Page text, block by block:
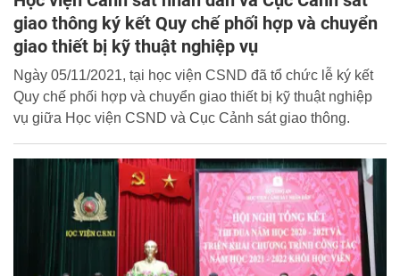
giao thông ký kết Quy chế phối hợp và chuyển
giao thiết bị kỹ thuật nghiệp vụ
Ngày 05/11/2021, tại học viện CSND đã tổ chức lễ ký kết
Quy chế phối hợp và chuyển giao thiết bị kỹ thuật nghiệp
vụ giữa Học viện CSND và Cục Cảnh sát giao thông.